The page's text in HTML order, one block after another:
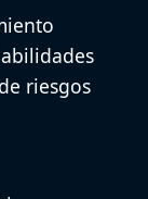
riesgos